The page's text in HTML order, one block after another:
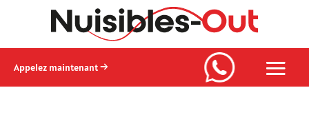
Appelez maintenant →